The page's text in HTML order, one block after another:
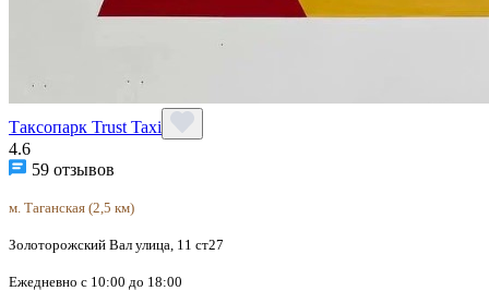
Таксопарк Trust Taxi
4.6
59 отзывов
м. Таганская (2,5 км)
Золоторожский Вал улица, 11 ст27
Ежедневно с 10:00 до 18:00